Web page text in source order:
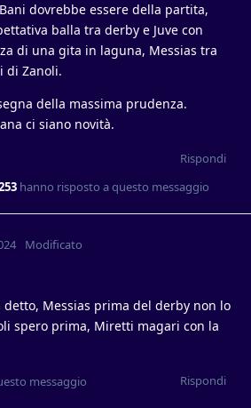
dovrebbe essere della partita,
balla tra derby e Juve con
di una gita in laguna, Messias tra
di Zanoli.
della massima prudenza.
ci siano novità.
Rispondi
hanno risposto a questo messaggio
Modificato
detto, Messias prima del derby non lo
spero prima, Miretti magari con la
Rispondi
messaggio